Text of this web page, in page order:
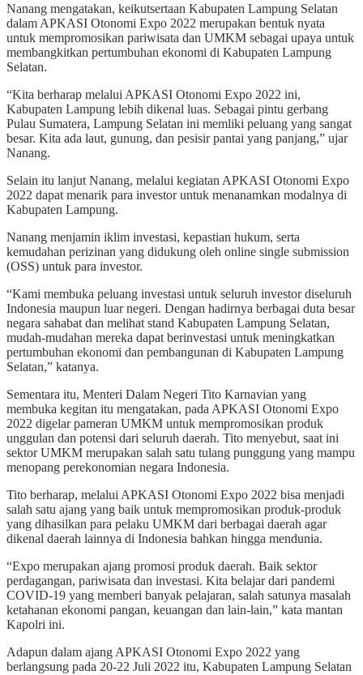
Nanang mengatakan, keikutsertaan Kabupaten Lampung Selatan
dalam APKASI Otonomi Expo 2022 merupakan bentuk nyata
untuk mempromosikan pariwisata dan UMKM sebagai upaya untuk
membangkitkan pertumbuhan ekonomi di Kabupaten Lampung
Selatan.
“Kita berharap melalui APKASI Otonomi Expo 2022 ini,
Kabupaten Lampung lebih dikenal luas. Sebagai pintu gerbang
Pulau Sumatera, Lampung Selatan ini memliki peluang yang sangat
besar. Kita ada laut, gunung, dan pesisir pantai yang panjang,” ujar
Nanang.
Selain itu lanjut Nanang, melalui kegiatan APKASI Otonomi Expo
2022 dapat menarik para investor untuk menanamkan modalnya di
Kabupaten Lampung.
Nanang menjamin iklim investasi, kepastian hukum, serta
kemudahan perizinan yang didukung oleh online single submission
(OSS) untuk para investor.
“Kami membuka peluang investasi untuk seluruh investor diseluruh
Indonesia maupun luar negeri. Dengan hadirnya berbagai duta besar
negara sahabat dan melihat stand Kabupaten Lampung Selatan,
mudah-mudahan mereka dapat berinvestasi untuk meningkatkan
pertumbuhan ekonomi dan pembangunan di Kabupaten Lampung
Selatan,” katanya.
Sementara itu, Menteri Dalam Negeri Tito Karnavian yang
membuka kegitan itu mengatakan, pada APKASI Otonomi Expo
2022 digelar pameran UMKM untuk mempromosikan produk
unggulan dan potensi dari seluruh daerah. Tito menyebut, saat ini
sektor UMKM merupakan salah satu tulang punggung yang mampu
menopang perekonomian negara Indonesia.
Tito berharap, melalui APKASI Otonomi Expo 2022 bisa menjadi
salah satu ajang yang baik untuk mempromosikan produk-produk
yang dihasilkan para pelaku UMKM dari berbagai daerah agar
dikenal daerah lainnya di Indonesia bahkan hingga mendunia.
“Expo merupakan ajang promosi produk daerah. Baik sektor
perdagangan, pariwisata dan investasi. Kita belajar dari pandemi
COVID-19 yang memberi banyak pelajaran, salah satunya masalah
ketahanan ekonomi pangan, keuangan dan lain-lain,” kata mantan
Kapolri ini.
Adapun dalam ajang APKASI Otonomi Expo 2022 yang
berlangsung pada 20-22 Juli 2022 itu, Kabupaten Lampung Selatan